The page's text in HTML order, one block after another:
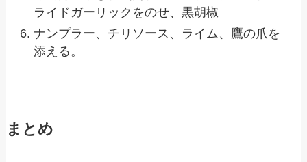
ライドガーリックをのせ、黒胡椒
ナンプラー、チリソース、ライム、鷹の爪を
添える。
まとめ